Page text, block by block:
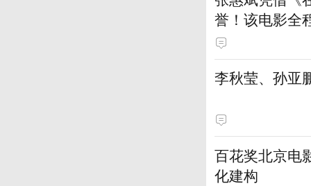
誉！该电影全
土演员
李秋莹、孙亚
百花奖北京电
化建构